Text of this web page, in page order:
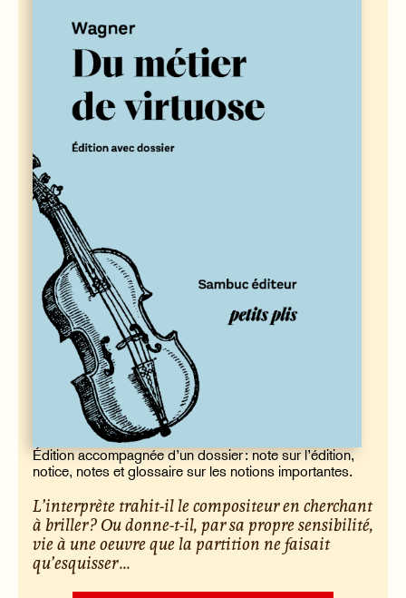
Édition accompagnée d’un dossier : note sur l’édition,
notice, notes et glossaire sur les notions importantes.
L’interprète trahit-il le compositeur en cherchant
à briller ? Ou donne-t-il, par sa propre sensibilité,
vie à une oeuvre que la partition ne faisait
qu’esquisser ...